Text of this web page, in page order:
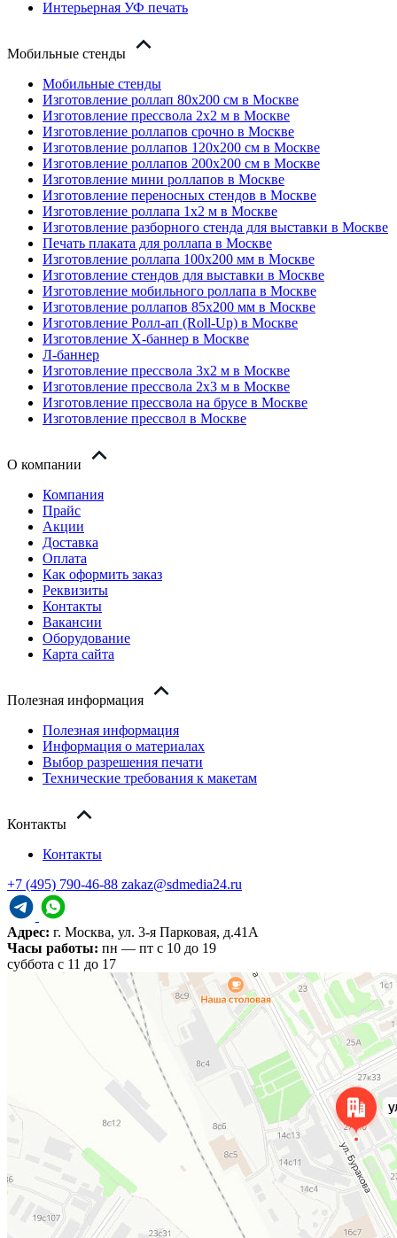
Интерьерная УФ печать
Мобильные стенды
Мобильные стенды
Изготовление роллап 80х200 см в Москве
Изготовление прессвола 2x2 м в Москве
Изготовление роллапов срочно в Москве
Изготовление роллапов 120х200 см в Москве
Изготовление роллапов 200х200 см в Москве
Изготовление мини роллапов в Москве
Изготовление переносных стендов в Москве
Изготовление роллапа 1x2 м в Москве
Изготовление разборного стенда для выставки в Москве
Печать плаката для роллапа в Москве
Изготовление роллапа 100х200 мм в Москве
Изготовление стендов для выставки в Москве
Изготовление мобильного роллапа в Москве
Изготовление роллапов 85х200 мм в Москве
Изготовление Ролл-ап (Roll-Up) в Москве
Изготовление X-баннер в Москве
Л-баннер
Изготовление прессвола 3x2 м в Москве
Изготовление прессвола 2x3 м в Москве
Изготовление прессвола на брусе в Москве
Изготовление прессвол в Москве
О компании
Компания
Прайс
Акции
Доставка
Оплата
Как оформить заказ
Реквизиты
Контакты
Вакансии
Оборудование
Карта сайта
Полезная информация
Полезная информация
Информация о материалах
Выбор разрешения печати
Технические требования к макетам
Контакты
Контакты
+7 (495) 790-46-88 zakaz@sdmedia24.ru
Адрес: г. Москва, ул. 3-я Парковая, д.41А
Часы работы: пн — пт с 10 до 19
cуббота с 11 до 17